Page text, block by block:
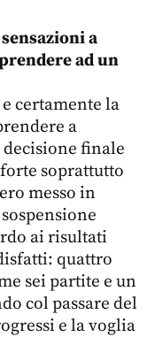
a
ad un
certamente la
a
decisione finale
soprattutto
messo in
ai risultati
quattro
sei partite e un
col passare del
e la voglia